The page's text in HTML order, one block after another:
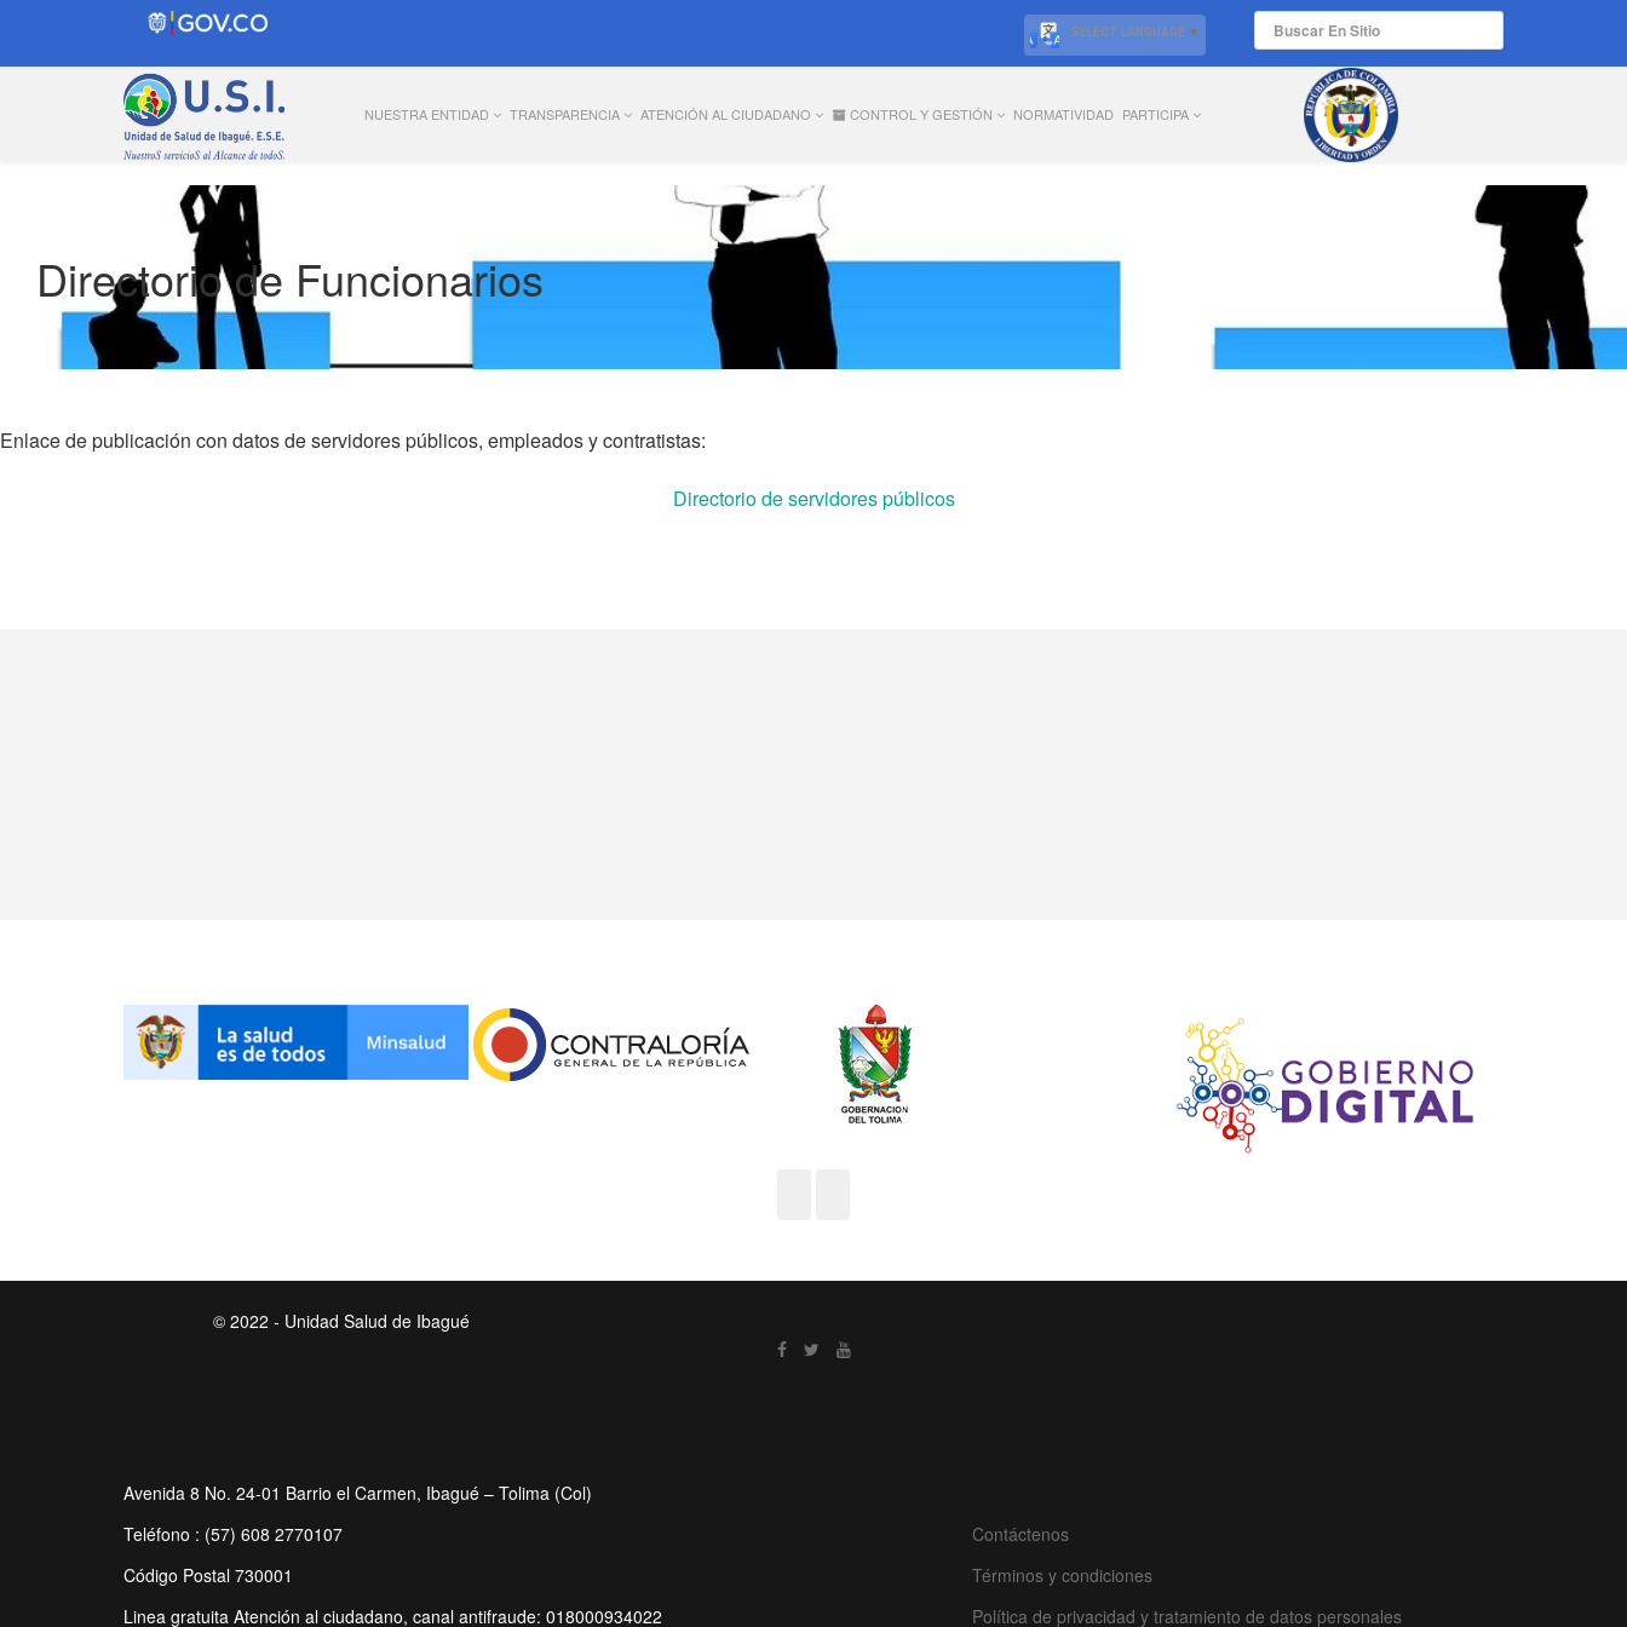
SELECT LANGUAGE ▼
NUESTRA ENTIDAD TRANSPARENCIA ATENCIÓN AL CIUDADANO CONTROL Y GESTIÓN NORMATIVIDAD PARTICIPA
Directorio de Funcionarios
Enlace de publicación con datos de servidores públicos, empleados y contratistas:
Directorio de servidores públicos
© 2022 - Unidad Salud de Ibagué
Avenida 8 No. 24-01 Barrio el Carmen, Ibagué – Tolima (Col)
Teléfono : (57) 608 2770107
Código Postal 730001
Linea gratuita Atención al ciudadano, canal antifraude: 018000934022
Contáctenos
Términos y condiciones
Política de privacidad y tratamiento de datos personales